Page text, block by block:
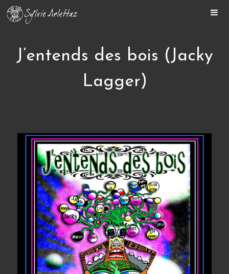
SYLVIE
BIENVENUE
MON PARCOURS
VIDÉOS
RADIO
PRESSE
CONTACT
J’entends des bois (Jacky
Lagger)